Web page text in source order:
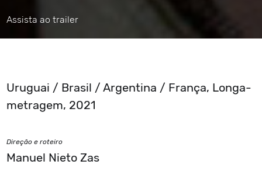
Assista ao trailer
Uruguai / Brasil / Argentina / França, Longa-
metragem, 2021
Direção e roteiro
Manuel Nieto Zas